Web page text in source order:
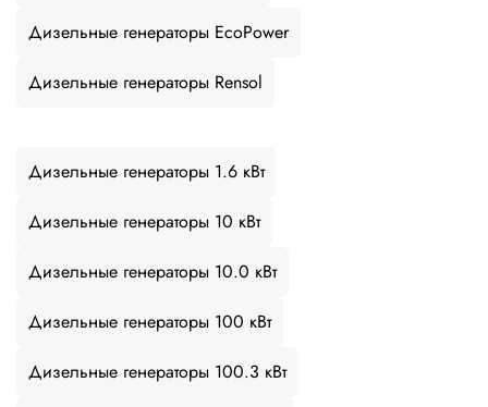
Дизельные генераторы EcoPower
Дизельные генераторы Rensol
Дизельные генераторы 1.6 кВт
Дизельные генераторы 10 кВт
Дизельные генераторы 10.0 кВт
Дизельные генераторы 100 кВт
Дизельные генераторы 100.3 кВт